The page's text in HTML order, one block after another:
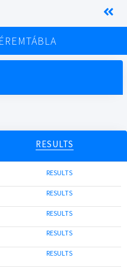
ÉREMTÁBLA
RESULTS
RESULTS
RESULTS
RESULTS
RESULTS
RESULTS